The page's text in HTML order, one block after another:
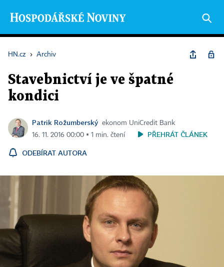
HN.cz › Archiv
Stavebnictví je ve špatné
kondici
Patrik Rožumberský ekonom UniCredit Bank
16. 11. 2016 00:00 ▪ 1 min. čtení
PŘEHRÁT ČLÁNEK
ODEBÍRAT AUTORA